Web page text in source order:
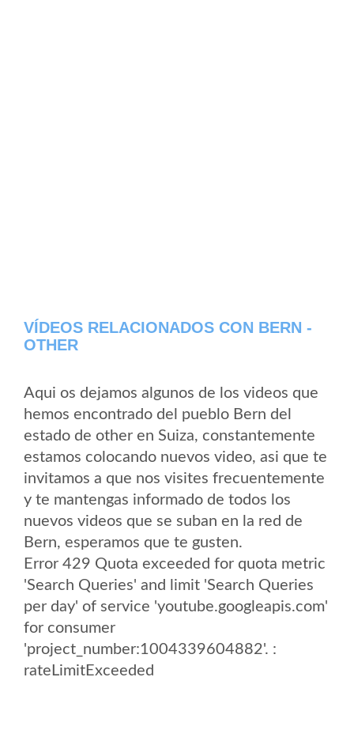
VÍDEOS RELACIONADOS CON BERN -
OTHER
Aqui os dejamos algunos de los videos que
hemos encontrado del pueblo Bern del
estado de other en Suiza, constantemente
estamos colocando nuevos video, asi que te
invitamos a que nos visites frecuentemente
y te mantengas informado de todos los
nuevos videos que se suban en la red de
Bern, esperamos que te gusten.
Error 429 Quota exceeded for quota metric
'Search Queries' and limit 'Search Queries
per day' of service 'youtube.googleapis.com'
for consumer
'project_number:1004339604882'. :
rateLimitExceeded